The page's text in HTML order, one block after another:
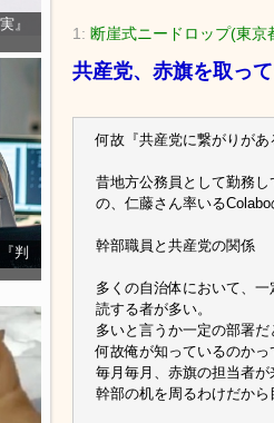
』
判
1: 断崖式ニードロップ(東京
共産党、赤旗を取っ
何故『共産党に繋がりがあ
昔地方公務員として勤務
の、仁藤さん率いるColabo
幹部職員と共産党の関係
多くの自治体において、
読する者が多い。
多いと言うか一定の部署だ
何故俺が知っているのかっ
毎月毎月、赤旗の担当者
幹部の机を周るわけだから